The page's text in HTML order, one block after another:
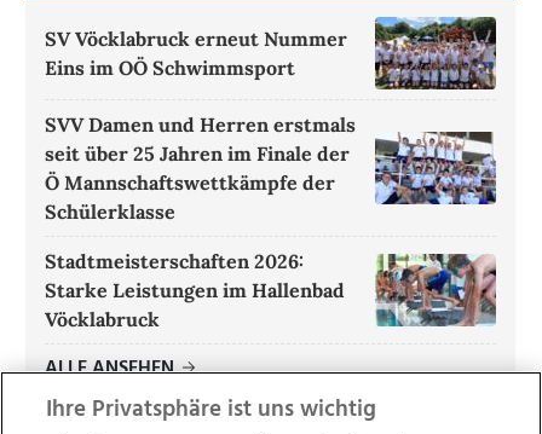
SV Vöcklabruck erneut Nummer
Eins im OÖ Schwimmsport
SVV Damen und Herren erstmals
seit über 25 Jahren im Finale der
Ö Mannschaftswettkämpfe der
Schülerklasse
Stadtmeisterschaften 2026:
Starke Leistungen im Hallenbad
Vöcklabruck
ALLE ANSEHEN
Ihre Privatsphäre ist uns wichtig